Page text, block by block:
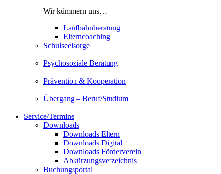
Wir kümmern uns…
Laufbahnberatung
Elterncoaching
Schulseelsorge
Psychosoziale Beratung
Prävention & Kooperation
Übergang – Beruf/Studium
Service/Termine
Downloads
Downloads Eltern
Downloads Digital
Downloads Förderverein
Abkürzungsverzeichnis
Buchungsportal